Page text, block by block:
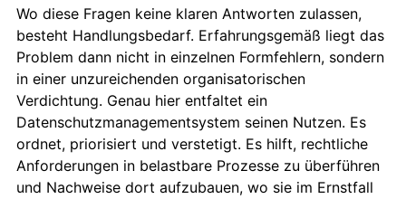
Wo diese Fragen keine klaren Antworten zulassen,
besteht Handlungsbedarf. Erfahrungsgemäß liegt das
Problem dann nicht in einzelnen Formfehlern, sondern
in einer unzureichenden organisatorischen
Verdichtung. Genau hier entfaltet ein
Datenschutzmanagementsystem seinen Nutzen. Es
ordnet, priorisiert und verstetigt. Es hilft, rechtliche
Anforderungen in belastbare Prozesse zu überführen
und Nachweise dort aufzubauen, wo sie im Ernstfall